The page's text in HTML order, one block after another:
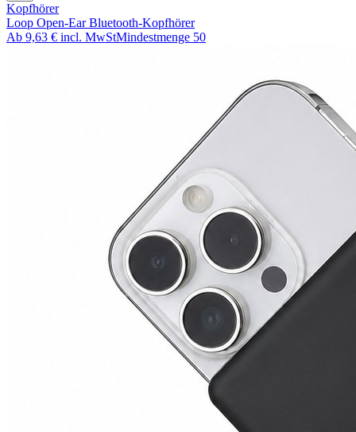
Kopfhörer
Loop Open-Ear Bluetooth-Kopfhörer
Ab 9,63 € incl. MwStMindestmenge 50